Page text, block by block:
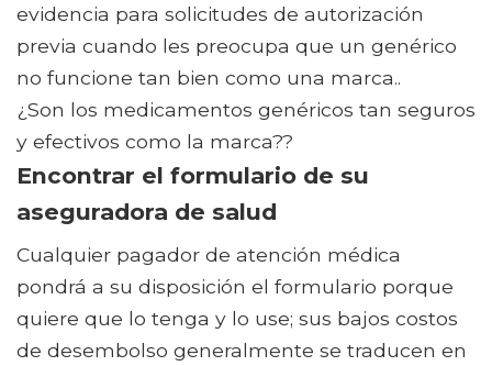
evidencia para solicitudes de autorización
previa cuando les preocupa que un genérico
no funcione tan bien como una marca..
¿Son los medicamentos genéricos tan seguros
y efectivos como la marca??
Encontrar el formulario de su
aseguradora de salud
Cualquier pagador de atención médica
pondrá a su disposición el formulario porque
quiere que lo tenga y lo use; sus bajos costos
de desembolso generalmente se traducen en